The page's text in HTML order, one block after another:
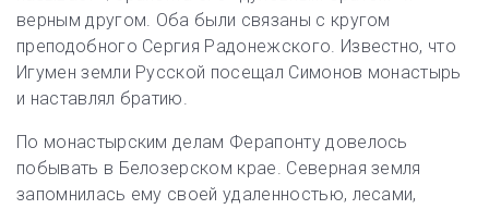
верным другом. Оба были связаны с кругом
преподобного Сергия Радонежского. Известно, что
Игумен земли Русской посещал Симонов монастырь
и наставлял братию.
По монастырским делам Ферапонту довелось
побывать в Белозерском крае. Северная земля
запомнилась ему своей удаленностью, лесами,